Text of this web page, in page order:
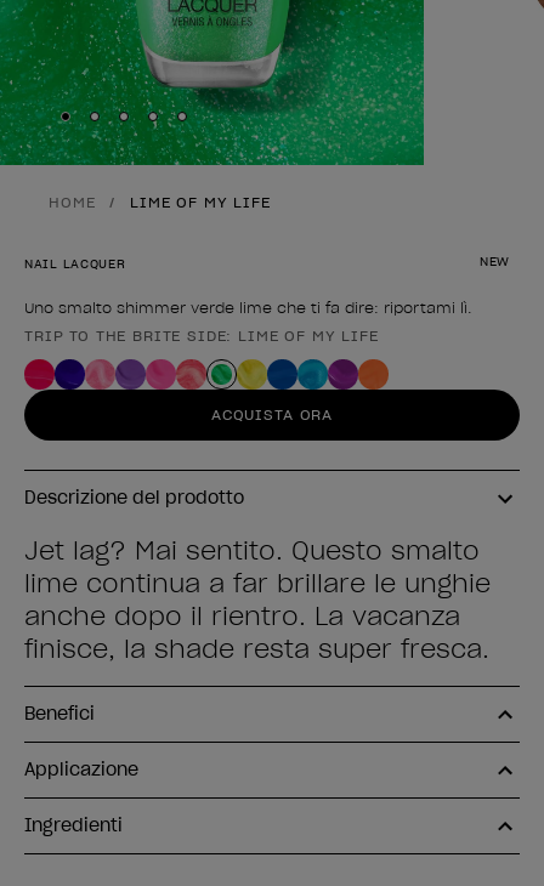
Skip to slide1
Skip to slide2
Skip to slide3
Skip to slide4
Skip to slide5
HOME LIME OF MY LIFE
NEW
NAIL LACQUER
Uno smalto shimmer verde lime che ti fa dire: riportami lì.
Forma del prodotto
TRIP TO THE BRITE SIDE: LIME OF MY LIFE
ACQUISTA ORA
Descrizione del prodotto
Jet lag? Mai sentito. Questo smalto
lime continua a far brillare le unghie
anche dopo il rientro. La vacanza
finisce, la shade resta super fresca.
Benefici
Applicazione
Ingredienti